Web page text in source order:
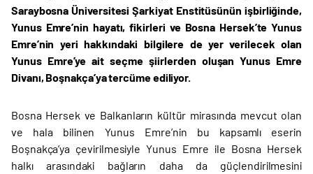
Saraybosna Üniversitesi Şarkiyat Enstitüsünün işbirliğinde,
Yunus Emre’nin hayatı, fikirleri ve Bosna Hersek’te Yunus
Emre’nin yeri hakkındaki bilgilere de yer verilecek olan
Yunus Emre’ye ait seçme şiirlerden oluşan Yunus Emre
Divanı, Boşnakça’ya tercüme ediliyor.
Bosna Hersek ve Balkanların kültür mirasında mevcut olan
ve hala bilinen Yunus Emre’nin bu kapsamlı eserin
Boşnakça’ya çevirilmesiyle Yunus Emre ile Bosna Hersek
halkı arasındaki bağların daha da güçlendirilmesini